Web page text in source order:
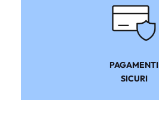
PAGAMENTI
SICURI